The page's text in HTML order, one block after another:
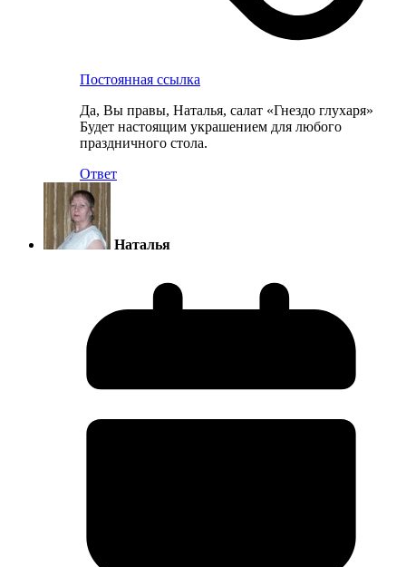
Постоянная ссылка
Да, Вы правы, Наталья, салат «Гнездо глухаря»
Будет настоящим украшением для любого
праздничного стола.
Ответ
Наталья